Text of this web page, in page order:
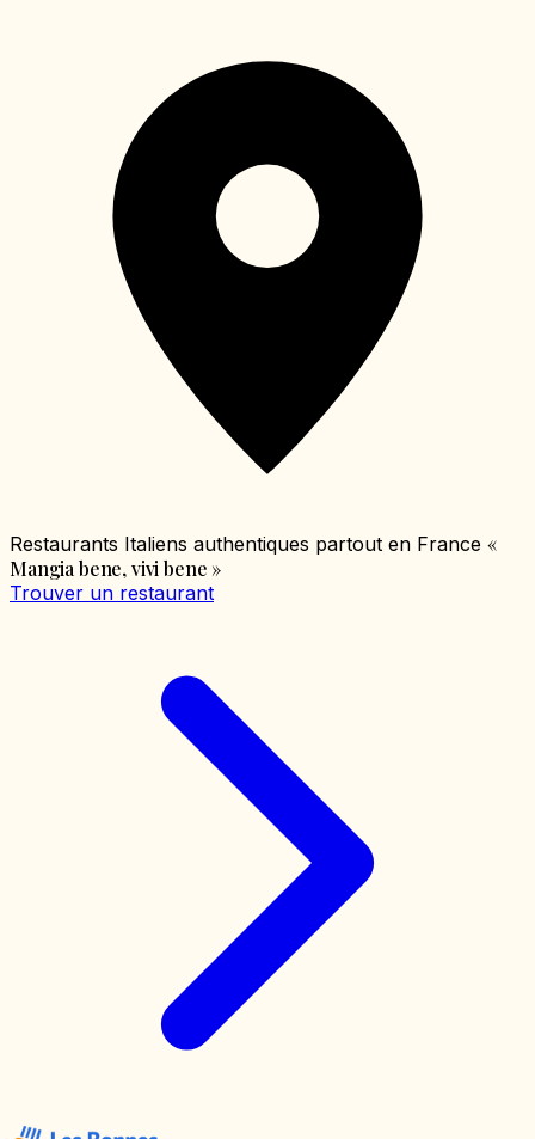
Restaurants Italiens authentiques partout en France «
Mangia bene, vivi bene »
Trouver un restaurant